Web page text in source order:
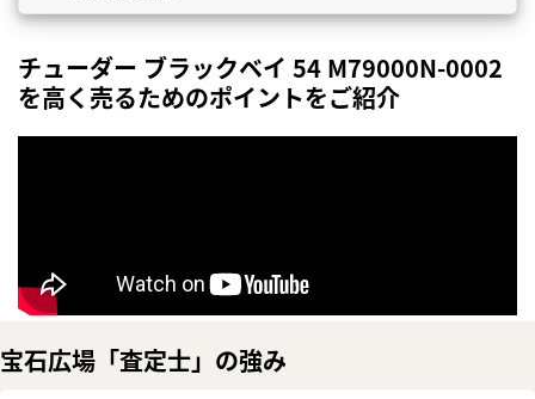
チューダー ブラックベイ 54 M79000N-0002
を高く売るためのポイントをご紹介
宝石広場「査定士」の強み